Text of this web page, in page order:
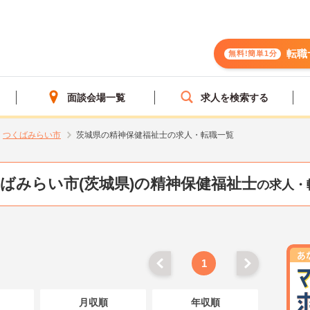
無料!簡単1分 転職
面談会場一覧 求人を検索する
つくばみらい市 茨城県の精神保健福祉士の求人・転職一覧
みらい市(茨城県)の精神保健福祉士の求人・
1
月収順 年収順